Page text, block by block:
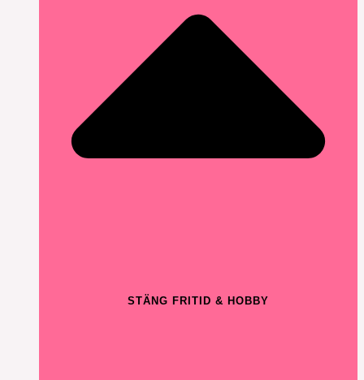
STÄNG FRITID & HOBBY